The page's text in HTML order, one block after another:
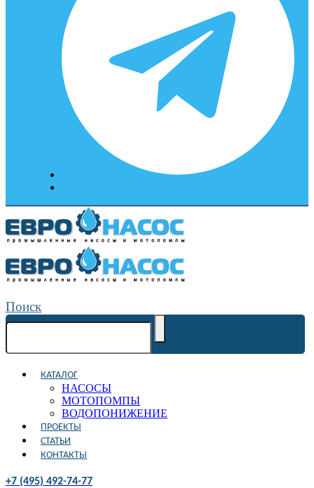
Поиск
КАТАЛОГ
НАСОСЫ
МОТОПОМПЫ
ВОДОПОНИЖЕНИЕ
ПРОЕКТЫ
СТАТЬИ
КОНТАКТЫ
+7 (495) 492-74-77